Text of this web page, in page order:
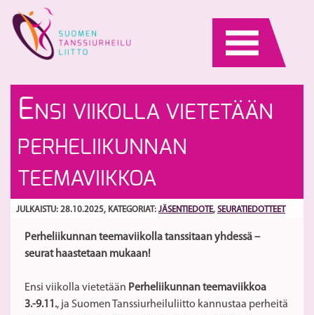
content
ENSI VIIKOLLA VIETETÄÄN
PERHELIIKUNNAN
TEEMAVIIKKOA
JULKAISTU: 28.10.2025, KATEGORIAT: JÄSENTIEDOTE, SEURATIEDOTTEET
Perheliikunnan teemaviikolla tanssitaan yhdessä –
seurat haastetaan mukaan!
Ensi viikolla vietetään Perheliikunnan teemaviikkoa
3.-9.11., ja Suomen Tanssiurheiluliitto kannustaa perheitä